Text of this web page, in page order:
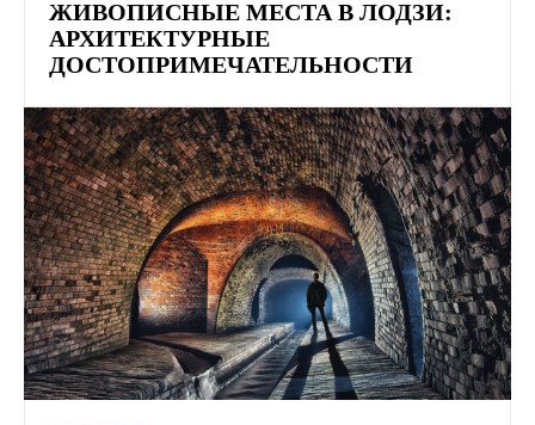
ЖИВОПИСНЫЕ МЕСТА В ЛОДЗИ:
АРХИТЕКТУРНЫЕ
ДОСТОПРИМЕЧАТЕЛЬНОСТИ